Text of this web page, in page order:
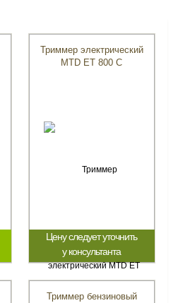
Триммер электрический
MTD ET 800 C
Цену следует уточнить
у консультанта
Триммер бензиновый